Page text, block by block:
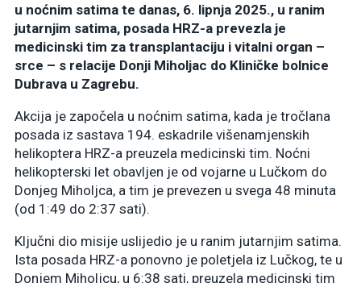
u noćnim satima te danas, 6. lipnja 2025., u ranim
jutarnjim satima, posada HRZ-a prevezla je
medicinski tim za transplantaciju i vitalni organ –
srce – s relacije Donji Miholjac do Kliničke bolnice
Dubrava u Zagrebu.
Akcija je započela u noćnim satima, kada je tročlana
posada iz sastava 194. eskadrile višenamjenskih
helikoptera HRZ-a preuzela medicinski tim. Noćni
helikopterski let obavljen je od vojarne u Lučkom do
Donjeg Miholjca, a tim je prevezen u svega 48 minuta
(od 1:49 do 2:37 sati).
Ključni dio misije uslijedio je u ranim jutarnjim satima.
Ista posada HRZ-a ponovno je poletjela iz Lučkog, te u
Donjem Miholjcu, u 6:38 sati, preuzela medicinski tim